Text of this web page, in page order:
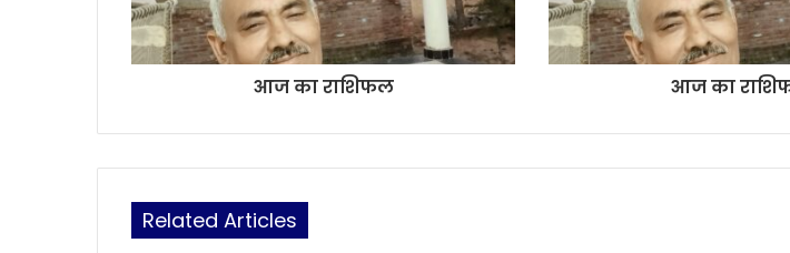
आज का राशिफल आज का
Related Articles